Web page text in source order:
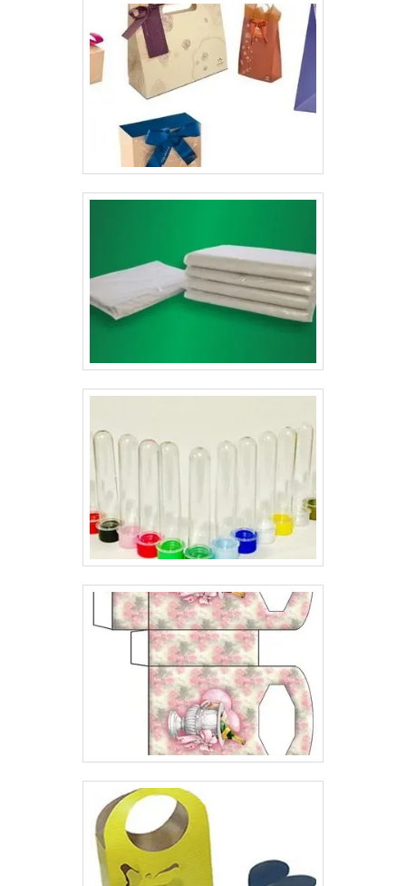
desenvolvimento desses formulários tão úteis dentro de
uma organização, pois através deles é possível manter
um certo controle, seja quando aplicado para numerar e
identificar os seus clientes ou até mesmo seus
produtos. O grande desafio é encontrar uma gráfica ou
empresa de impressão capaz de atender as
necessidades de cada empresa/cliente sob medida,
tanto para pequenas organizações com poucas
tiragens, quanto para grandes negócios com um
geral personalizado é fundamental, pois apenas
organizações idôneas podem assegurar aos clientes
características pontuais no fluxo de produção,
como:Uso de matérias primas de
impressão;Aplicação de verniz se necessário;Maior
durabilidade;Acabamento de precisão;Diversas
impressão.Por esse motivo, ao necessitar dos serviços
gráficos de formulários e fichas numerados em geral
padronizados, opte por empresas que ofereçam um
atendimento diferenciado na apresentação de
propostas que atendam às suas necessidades.Apenas
dessa forma, será possível adquirir seus formulários e
fichas numerados em geral personalizados com
qualidade e resistência para atender de forma pontual
as suas conveniências, enquanto cliente..